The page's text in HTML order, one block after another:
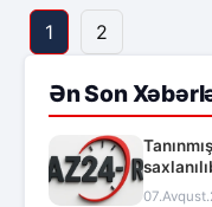
1 2
Ən Son